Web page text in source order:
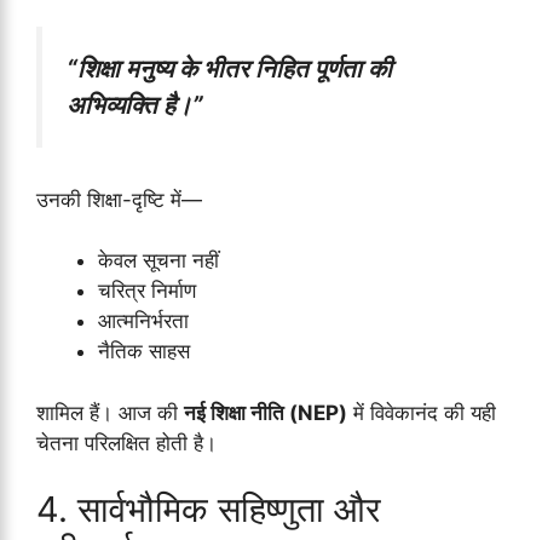
“शिक्षा मनुष्य के भीतर निहित पूर्णता की
अभिव्यक्ति है।”
उनकी शिक्षा-दृष्टि में—
केवल सूचना नहीं
चरित्र निर्माण
आत्मनिर्भरता
नैतिक साहस
शामिल हैं। आज कीनई शिक्षा नीति (NEP) में विवेकानंद की यही
चेतना परिलक्षित होती है।
4. सार्वभौमिक सहिष्णुता और